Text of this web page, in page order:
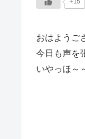
おはようご
今日も声を
いやっほ～